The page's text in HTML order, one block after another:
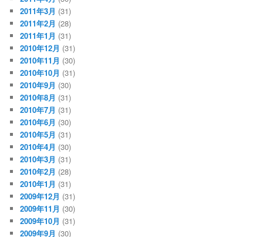
2011年3月 (31)
2011年2月 (28)
2011年1月 (31)
2010年12月 (31)
2010年11月 (30)
2010年10月 (31)
2010年9月 (30)
2010年8月 (31)
2010年7月 (31)
2010年6月 (30)
2010年5月 (31)
2010年4月 (30)
2010年3月 (31)
2010年2月 (28)
2010年1月 (31)
2009年12月 (31)
2009年11月 (30)
2009年10月 (31)
2009年9月 (30)